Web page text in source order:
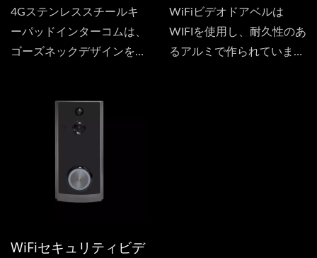
4Gステンレススチールキ
ーパッドインターコムは、
ゴーズネックデザインを採
テムです。高品質のステン
レススチールで作られてお
るため、耐久性と信頼性が
確保されています。 高度
の間でシームレスかつリア
WiFiビデオドアベルは
WIFIを使用し、耐久性のあ
るアルミで作られていま
WiFiセキュリティビデ